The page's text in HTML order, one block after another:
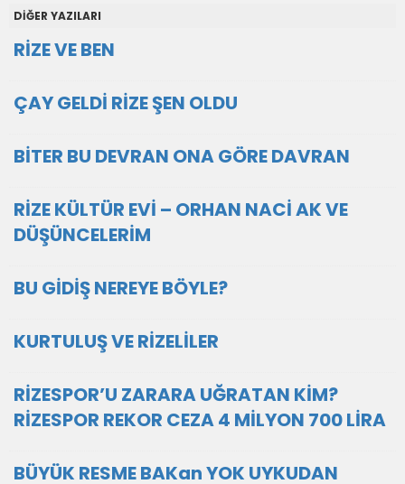
DİĞER YAZILARI
RİZE VE BEN
ÇAY GELDİ RİZE ŞEN OLDU
BİTER BU DEVRAN ONA GÖRE DAVRAN
RİZE KÜLTÜR EVİ – ORHAN NACİ AK VE
DÜŞÜNCELERİM
BU GİDİŞ NEREYE BÖYLE?
KURTULUŞ VE RİZELİLER
RİZESPOR’U ZARARA UĞRATAN KİM?
RİZESPOR REKOR CEZA 4 MİLYON 700 LİRA
BÜYÜK RESME BAKan YOK UYKUDAN